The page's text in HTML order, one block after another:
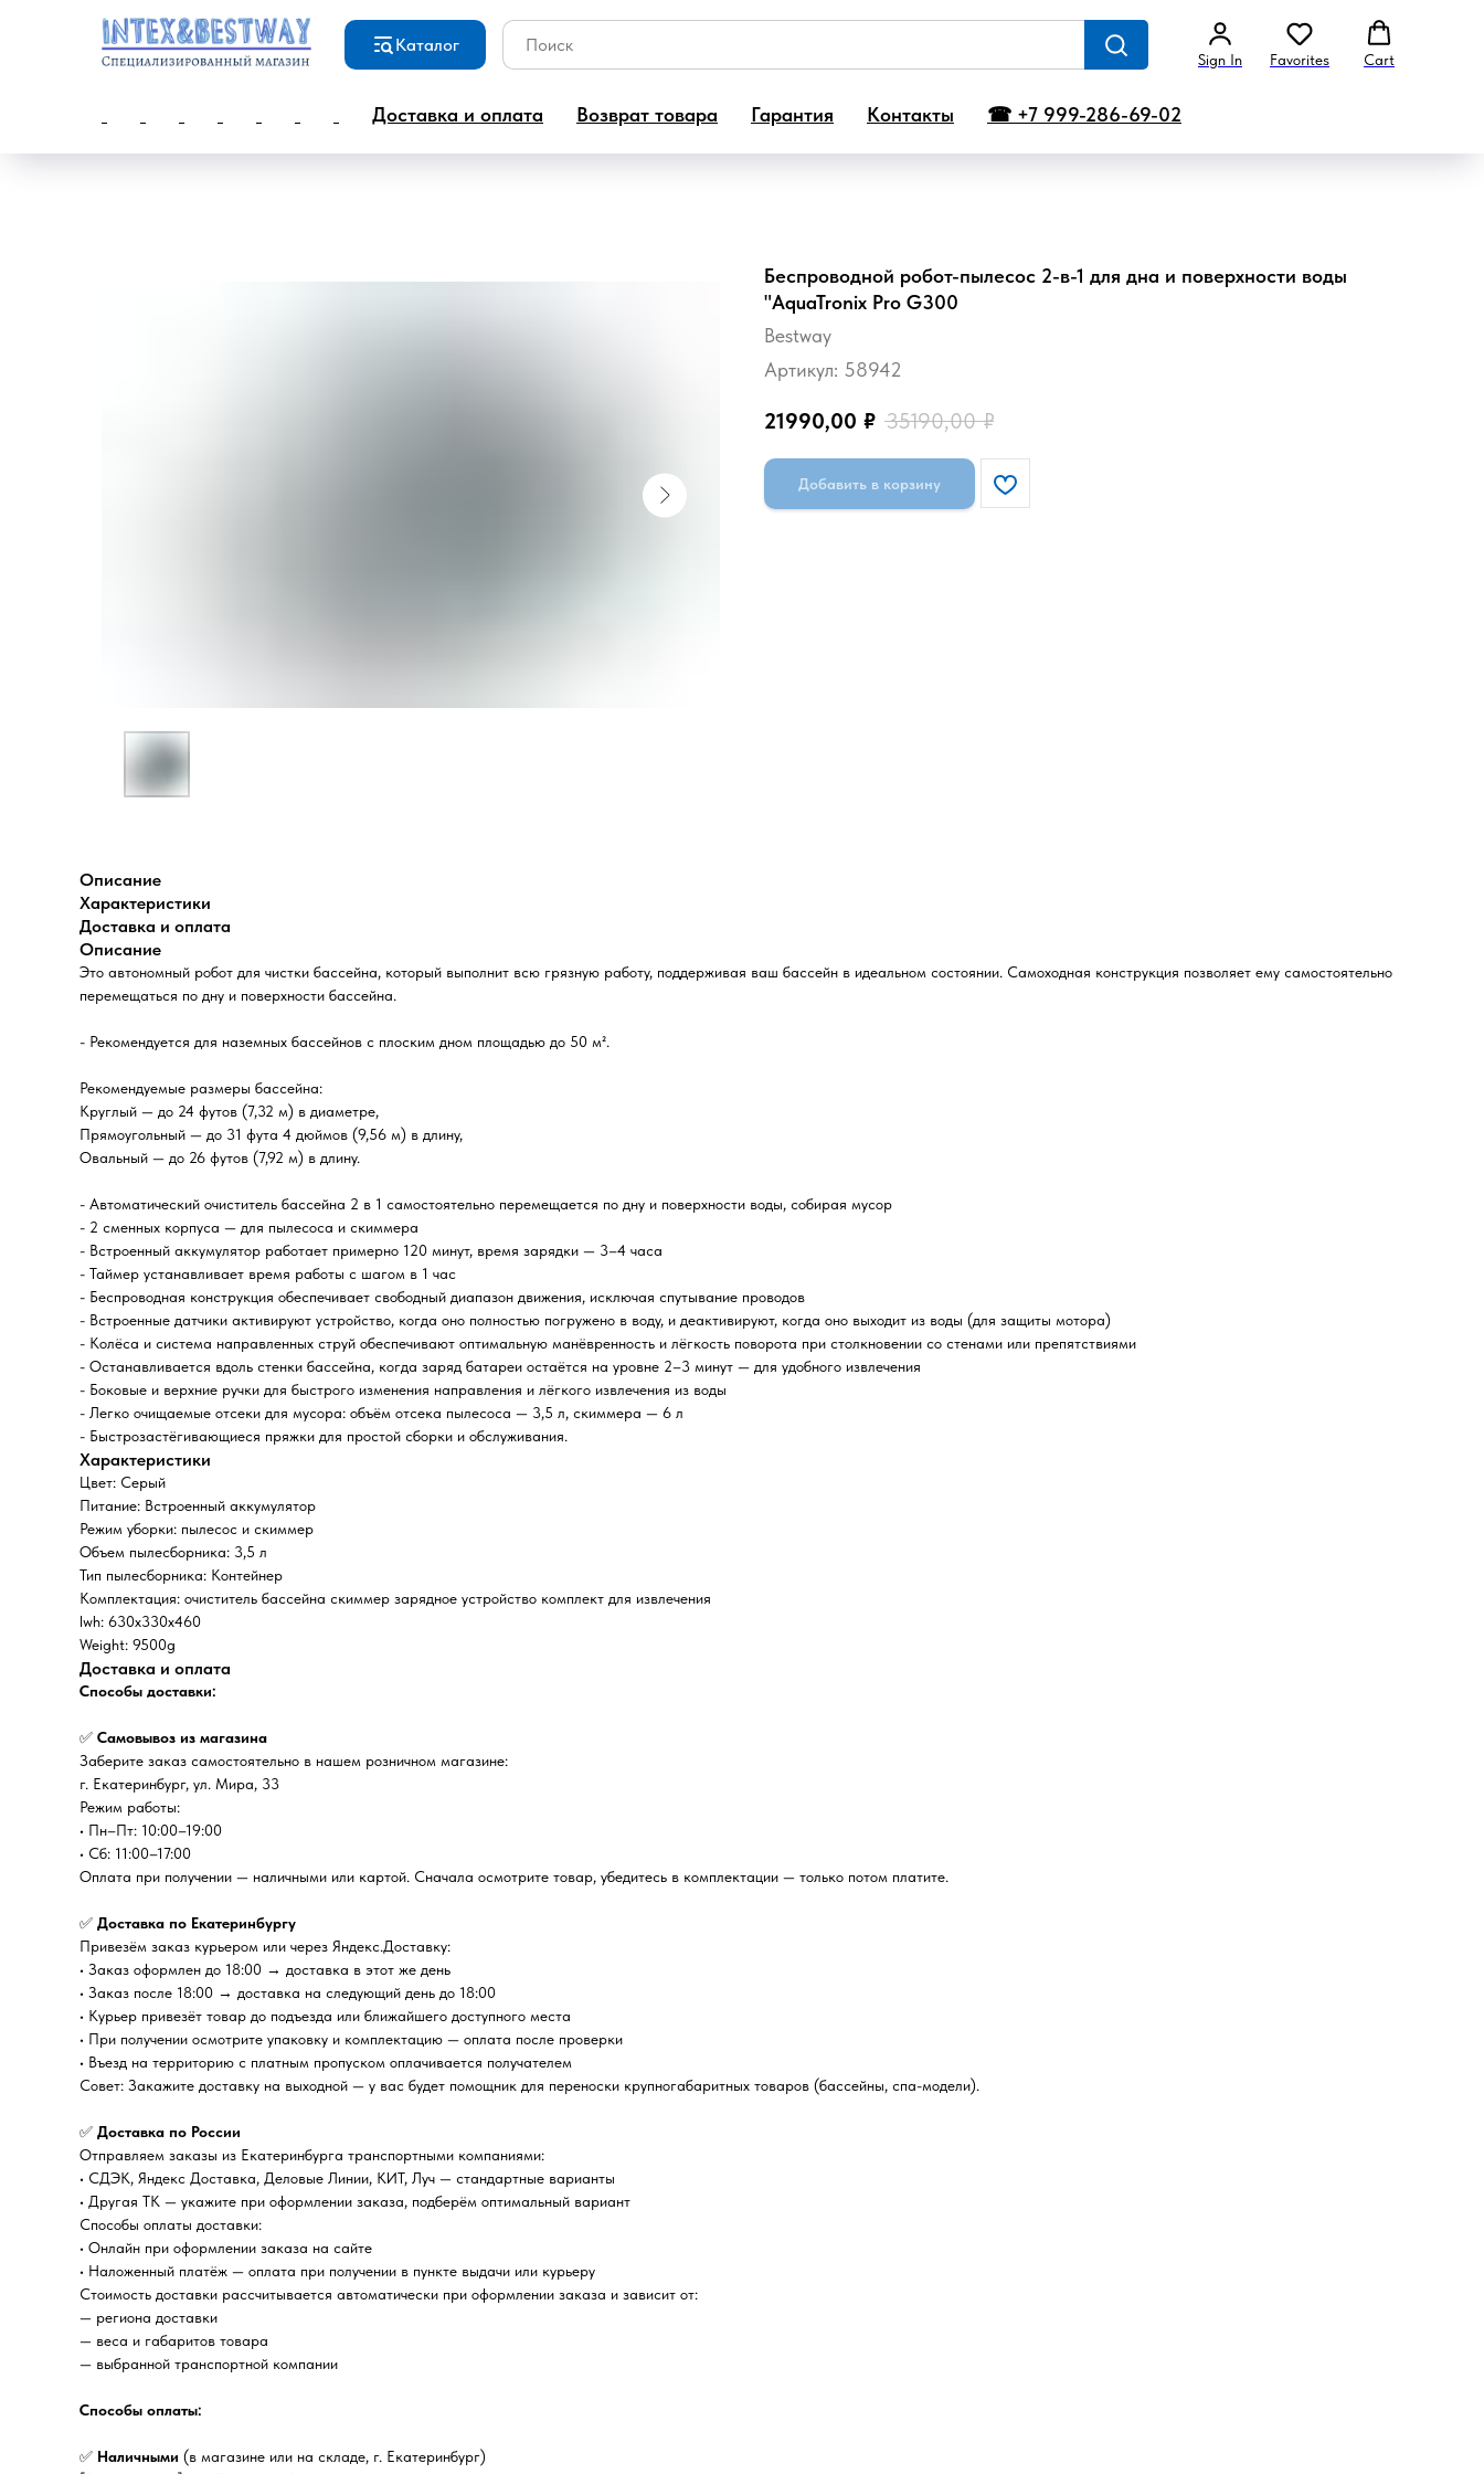
Каталог
Sign In Favorites Cart
Доставка и оплата Возврат товара Гарантия Контакты ☎ +7 999-286-69-02
Беспроводной робот-пылесос 2-в-1 для дна и поверхности воды
"AquaTronix Pro G300
Bestway
Артикул: 58942
21990,00 ₽ 35190,00 ₽
Добавить в корзину
Описание
Характеристики
Доставка и оплата
Описание
Это автономный робот для чистки бассейна, который выполнит всю грязную работу, поддерживая ваш бассейн в идеальном состоянии. Самоходная конструкция позволяет ему самостоятельно
перемещаться по дну и поверхности бассейна.
- Рекомендуется для наземных бассейнов с плоским дном площадью до 50 м².
Рекомендуемые размеры бассейна:
Круглый — до 24 футов (7,32 м) в диаметре,
Прямоугольный — до 31 фута 4 дюймов (9,56 м) в длину,
Овальный — до 26 футов (7,92 м) в длину.
- Автоматический очиститель бассейна 2 в 1 самостоятельно перемещается по дну и поверхности воды, собирая мусор
- 2 сменных корпуса — для пылесоса и скиммера
- Встроенный аккумулятор работает примерно 120 минут, время зарядки — 3–4 часа
- Таймер устанавливает время работы с шагом в 1 час
- Беспроводная конструкция обеспечивает свободный диапазон движения, исключая спутывание проводов
- Встроенные датчики активируют устройство, когда оно полностью погружено в воду, и деактивируют, когда оно выходит из воды (для защиты мотора)
- Колёса и система направленных струй обеспечивают оптимальную манёвренность и лёгкость поворота при столкновении со стенами или препятствиями
- Останавливается вдоль стенки бассейна, когда заряд батареи остаётся на уровне 2–3 минут — для удобного извлечения
- Боковые и верхние ручки для быстрого изменения направления и лёгкого извлечения из воды
- Легко очищаемые отсеки для мусора: объём отсека пылесоса — 3,5 л, скиммера — 6 л
- Быстрозастёгивающиеся пряжки для простой сборки и обслуживания.
Характеристики
Цвет: Серый
Питание: Встроенный аккумулятор
Режим уборки: пылесос и скиммер
Объем пылесборника: 3,5 л
Тип пылесборника: Контейнер
Комплектация: очиститель бассейна скиммер зарядное устройство комплект для извлечения
lwh: 630x330x460
Weight: 9500g
Доставка и оплата
Способы доставки:
✅ Самовывоз из магазина
Заберите заказ самостоятельно в нашем розничном магазине:
г. Екатеринбург, ул. Мира, 33
Режим работы:
• Пн–Пт: 10:00–19:00
• Сб: 11:00–17:00
Оплата при получении — наличными или картой. Сначала осмотрите товар, убедитесь в комплектации — только потом платите.
✅ Доставка по Екатеринбургу
Привезём заказ курьером или через Яндекс.Доставку:
• Заказ оформлен до 18:00 → доставка в этот же день
• Заказ после 18:00 → доставка на следующий день до 18:00
• Курьер привезёт товар до подъезда или ближайшего доступного места
• При получении осмотрите упаковку и комплектацию — оплата после проверки
• Въезд на территорию с платным пропуском оплачивается получателем
Совет: Закажите доставку на выходной — у вас будет помощник для переноски крупногабаритных товаров (бассейны, спа-модели).
✅ Доставка по России
Отправляем заказы из Екатеринбурга транспортными компаниями:
• СДЭК, Яндекс Доставка, Деловые Линии, КИТ, Луч — стандартные варианты
• Другая ТК — укажите при оформлении заказа, подберём оптимальный вариант
Способы оплаты доставки:
• Онлайн при оформлении заказа на сайте
• Наложенный платёж — оплата при получении в пункте выдачи или курьеру
Стоимость доставки рассчитывается автоматически при оформлении заказа и зависит от:
— региона доставки
— веса и габаритов товара
— выбранной транспортной компании
Способы оплаты:
✅ Наличными (в магазине или на складе, г. Екатеринбург)